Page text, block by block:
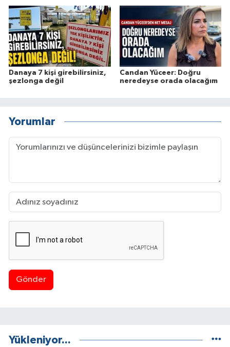
Danaya 7 kişi girebilirsiniz,
şezlonga değil
Candan Yüceer: Doğru
neredeyse orada olacağım
Yorumlar
Gönder
Yükleniyor...